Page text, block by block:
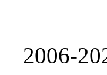
2006-